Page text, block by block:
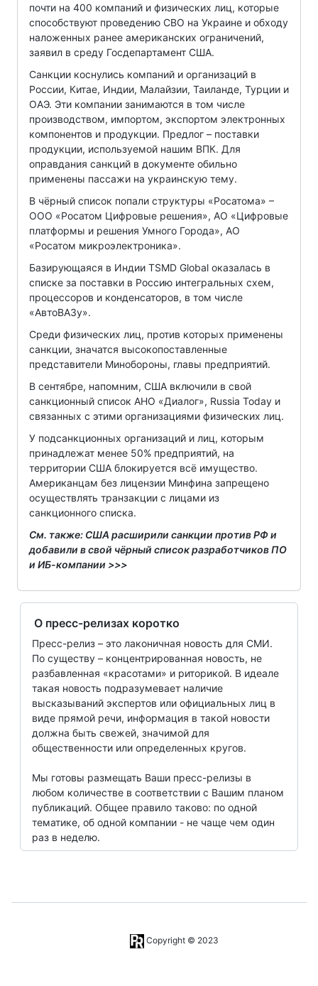
почти на 400 компаний и физических лиц, которые
способствуют проведению СВО на Украине и обходу
наложенных ранее американских ограничений,
заявил в среду Госдепартамент США.
Санкции коснулись компаний и организаций в
России, Китае, Индии, Малайзии, Таиланде, Турции и
ОАЭ. Эти компании занимаются в том числе
производством, импортом, экспортом электронных
компонентов и продукции. Предлог – поставки
продукции, используемой нашим ВПК. Для
оправдания санкций в документе обильно
применены пассажи на украинскую тему.
В чёрный список попали структуры «Росатома» –
ООО «Росатом Цифровые решения», АО «Цифровые
платформы и решения Умного Города», AO
«Росатом микроэлектроника».
Базирующаяся в Индии TSMD Global оказалась в
списке за поставки в Россию интегральных схем,
процессоров и конденсаторов, в том числе
«АвтоВАЗу».
Среди физических лиц, против которых применены
санкции, значатся высокопоставленные
представители Минобороны, главы предприятий.
В сентябре, напомним, США включили в свой
санкционный список АНО «Диалог», Russia Today и
связанных с этими организациями физических лиц.
У подсанкционных организаций и лиц, которым
принадлежат менее 50% предприятий, на
территории США блокируется всё имущество.
Американцам без лицензии Минфина запрещено
осуществлять транзакции с лицами из
санкционного списка.
См. также: США расширили санкции против РФ и
добавили в свой чёрный список разработчиков ПО
и ИБ-компании >>>
О пресс-релизах коротко
Пресс-релиз – это лаконичная новость для СМИ.
По существу – концентрированная новость, не
разбавленная «красотами» и риторикой. В идеале
такая новость подразумевает наличие
высказываний экспертов или официальных лиц в
виде прямой речи, информация в такой новости
должна быть свежей, значимой для
общественности или определенных кругов.
Мы готовы размещать Ваши пресс-релизы в
любом количестве в соответствии с Вашим планом
публикаций. Общее правило таково: по одной
тематике, об одной компании - не чаще чем один
раз в неделю.
Copyright © 2023